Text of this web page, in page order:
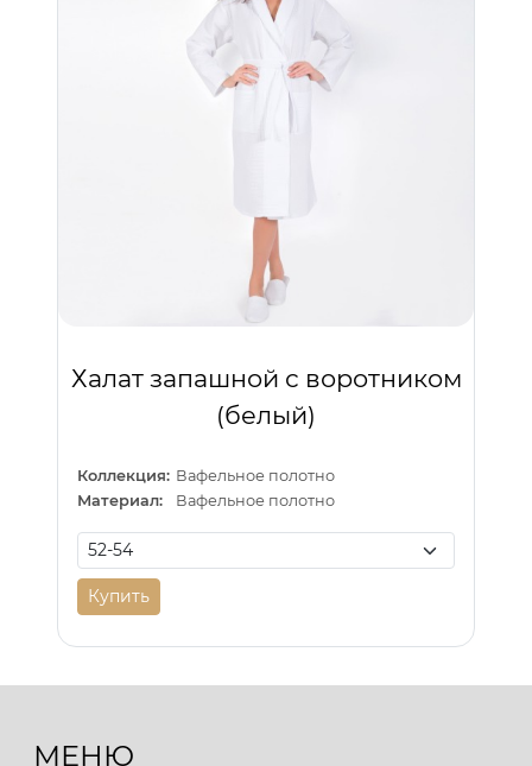
Халат запашной с воротником
(белый)
Коллекция: Вафельное полотно
Материал:
Вафельное полотно
Купить
МЕНЮ